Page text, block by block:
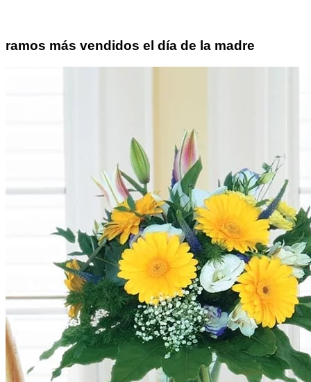
ramos más vendidos el día de la madre